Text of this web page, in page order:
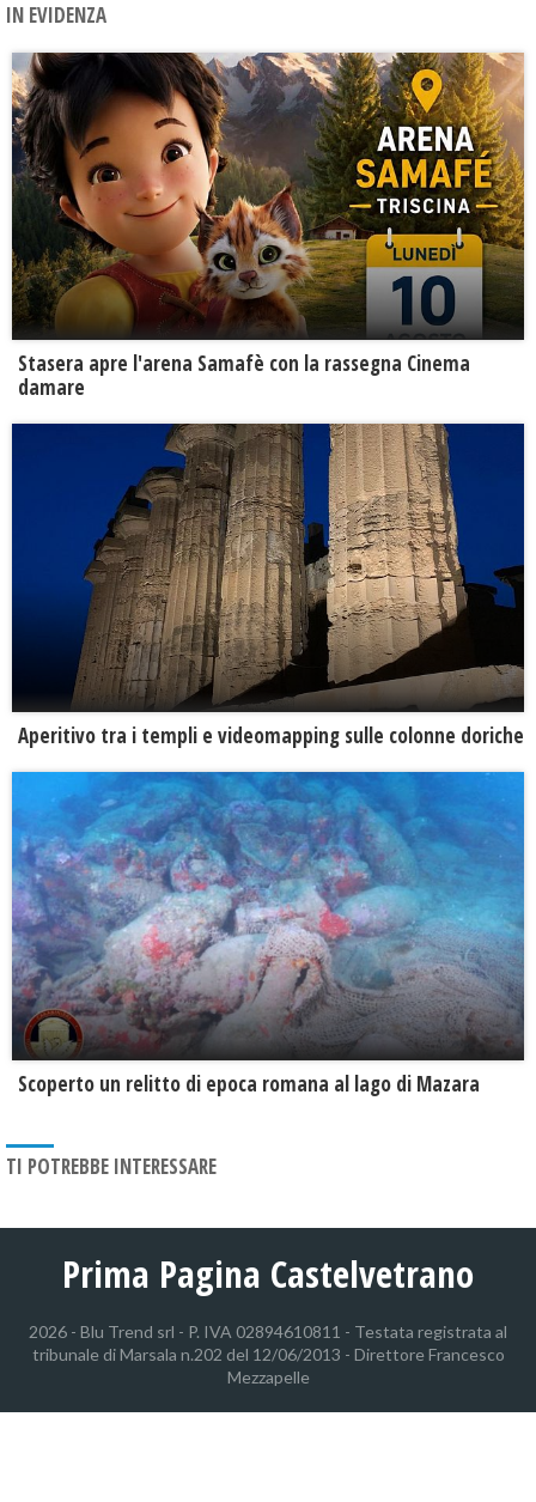
IN EVIDENZA
Stasera apre l'arena Samafè con la rassegna Cinema
damare
Aperitivo tra i templi e videomapping sulle colonne doriche
Scoperto un relitto di epoca romana al lago di Mazara
TI POTREBBE INTERESSARE
Prima Pagina Castelvetrano
2026 - Blu Trend srl - P. IVA 02894610811 - Testata registrata al
tribunale di Marsala n.202 del 12/06/2013 - Direttore Francesco
Mezzapelle